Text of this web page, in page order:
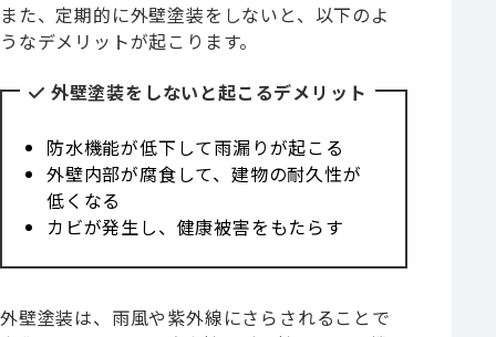
また、定期的に外壁塗装をしないと、以下のよ
うなデメリットが起こります。
外壁塗装をしないと起こるデメリット
防水機能が低下して雨漏りが起こる
外壁内部が腐食して、建物の耐久性が
低くなる
カビが発生し、健康被害をもたらす
外壁塗装は、雨風や紫外線にさらされることで